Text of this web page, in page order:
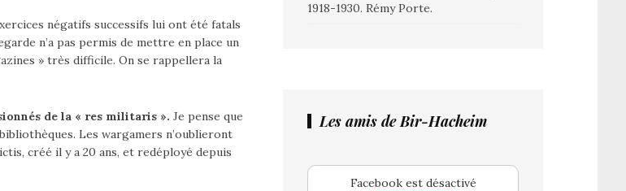
négatifs successifs lui ont été fatals
n’a pas permis de mettre en place un
» très difficile. On se rappellera la
de la « res militaris ». Je pense que
Les wargamers n’oublieront
créé il y a 20 ans, et redéployé depuis
1918-1930. Rémy Porte.
Les amis de Bir-Hacheim
Facebook est désactivé